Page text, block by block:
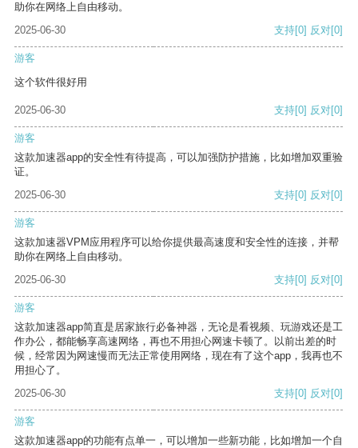
助你在网络上自由移动。
2025-06-30
支持[0] 反对[0]
游客
这个软件很好用
2025-06-30 支持[0] 反对[0]
游客
这款加速器app的安全性有待提高，可以加强防护措施，比如增加双重验
证。
2025-06-30
支持[0] 反对[0]
游客
这款加速器VPM应用程序可以给你提供最高速度和安全性的连接，并帮
助你在网络上自由移动。
2025-06-30
支持[0] 反对[0]
游客
这款加速器app简直是居家旅行必备神器，无论是看视频、玩游戏还是工
作办公，都能畅享高速网络，再也不用担心网速卡顿了。以前出差的时
候，经常因为网速慢而无法正常使用网络，现在有了这个app，我再也不
用担心了。
2025-06-30
支持[0] 反对[0]
游客
这款加速器app的功能有点单一，可以增加一些新功能，比如增加一个自